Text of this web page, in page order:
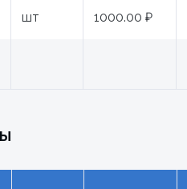
шт 1000.00 ₽